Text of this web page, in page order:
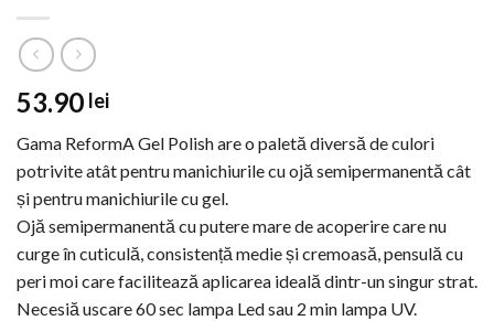
53.90 lei
Gama ReformA Gel Polish are o paletă diversă de culori
potrivite atât pentru manichiurile cu ojă semipermanentă cât
și pentru manichiurile cu gel.
Ojă semipermanentă cu putere mare de acoperire care nu
curge în cuticulă, consistență medie și cremoasă, pensulă cu
peri moi care facilitează aplicarea ideală dintr-un singur strat.
Necesiă uscare 60 sec lampa Led sau 2 min lampa UV.